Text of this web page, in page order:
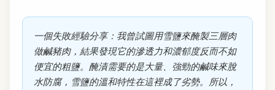
一個失敗經驗分享：我曾試圖用雪鹽來醃製三層肉
做鹹豬肉，結果發現它的滲透力和濃郁度反而不如
便宜的粗鹽。醃漬需要的是大量、強勁的鹹味來脫
水防腐，雪鹽的溫和特性在這裡成了劣勢。所以，